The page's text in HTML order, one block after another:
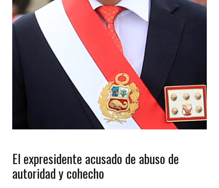
El expresidente acusado de abuso de
autoridad y cohecho